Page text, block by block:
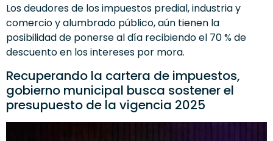
Los deudores de los impuestos predial, industria y
comercio y alumbrado público, aún tienen la
posibilidad de ponerse al día recibiendo el 70 % de
descuento en los intereses por mora.
Recuperando la cartera de impuestos,
gobierno municipal busca sostener el
presupuesto de la vigencia 2025